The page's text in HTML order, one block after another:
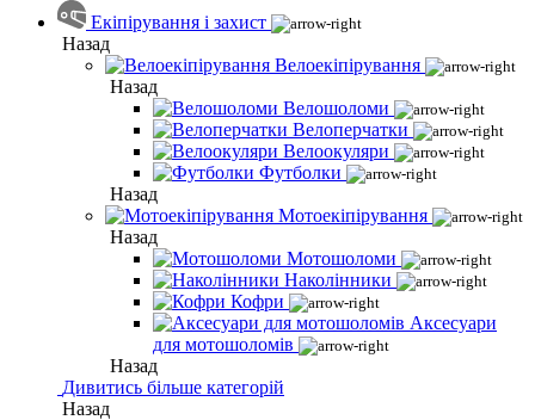
Екіпірування і захист
Назад
Велоекіпірування
Назад
Велошоломи
Велоперчатки
Велоокуляри
Футболки
Назад
Мотоекіпірування
Назад
Мотошоломи
Наколінники
Кофри
Аксесуари
для мотошоломів
Назад
Дивитись більше категорій
Назад